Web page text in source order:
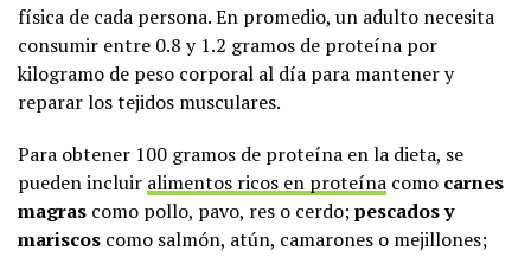
física de cada persona. En promedio, un adulto necesita
consumir entre 0.8 y 1.2 gramos de proteína por
kilogramo de peso corporal al día para mantener y
reparar los tejidos musculares.
Para obtener 100 gramos de proteína en la dieta, se
pueden incluir alimentos ricos en proteína como carnes
magras como pollo, pavo, res o cerdo;pescados y
mariscos como salmón, atún, camarones o mejillones;